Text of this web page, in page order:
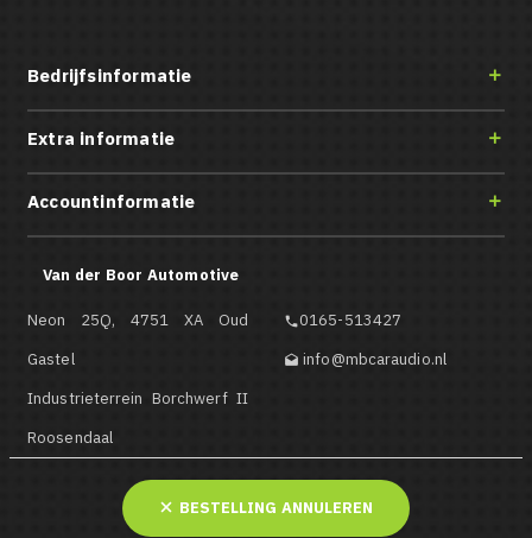
Bedrijfsinformatie 
Extra informatie 
Accountinformatie 
Van der Boor Automotive
Neon 25Q, 4751 XA Oud
Gastel
Industrieterrein Borchwerf II
Roosendaal
0165-513427
 info@mbcaraudio.nl
BESTELLING ANNULEREN